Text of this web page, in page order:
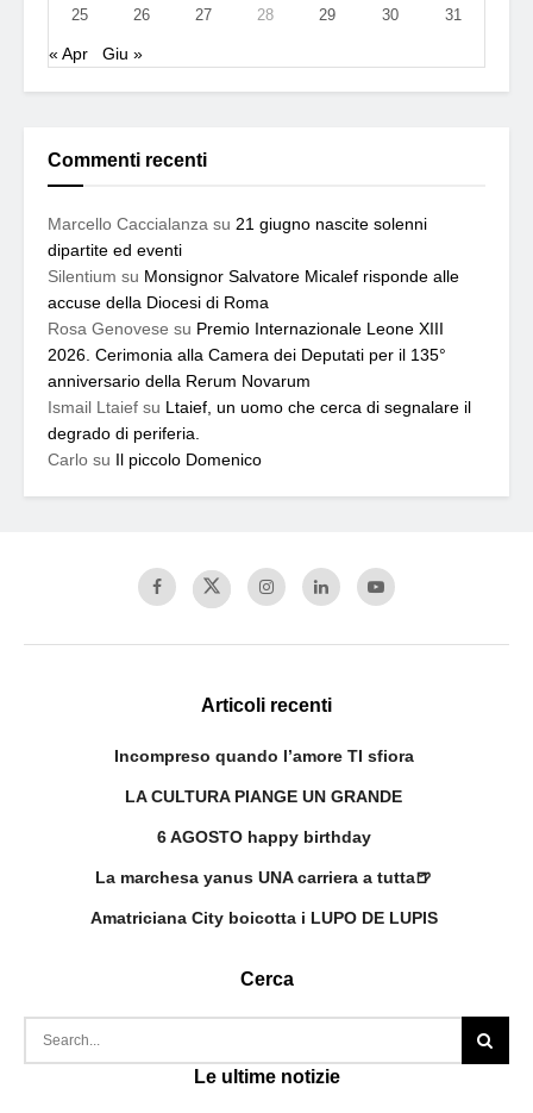
25 26 27 28 29 30 31
« Apr Giu »
Commenti recenti
Marcello Caccialanza su 21 giugno nascite solenni
dipartite ed eventi
Silentium su Monsignor Salvatore Micalef risponde alle
accuse della Diocesi di Roma
Rosa Genovese su Premio Internazionale Leone XIII
2026. Cerimonia alla Camera dei Deputati per il 135°
anniversario della Rerum Novarum
Ismail Ltaief su Ltaief, un uomo che cerca di segnalare il
degrado di periferia.
Carlo su Il piccolo Domenico
Articoli recenti
Incompreso quando l’amore TI sfiora
LA CULTURA PIANGE UN GRANDE
6 AGOSTO happy birthday
La marchesa yanus UNA carriera a tutta🍺
Amatriciana City boicotta i LUPO DE LUPIS
Cerca
Le ultime notizie